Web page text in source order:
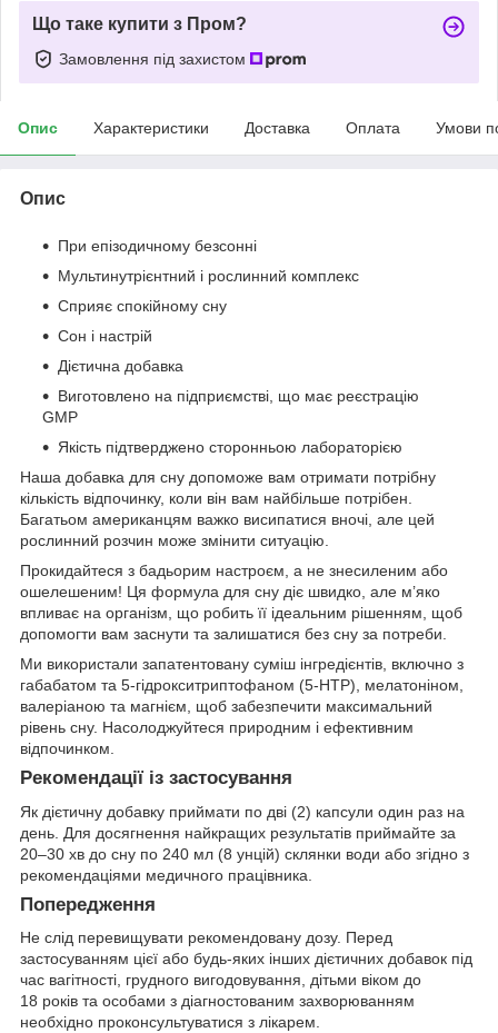
Що таке купити з Пром?
Замовлення під захистом
Опис Характеристики Доставка Оплата Умови
Опис
При епізодичному безсонні
Мультинутрієнтний і рослинний комплекс
Сприяє спокійному сну
Сон і настрій
Дієтична добавка
Виготовлено на підприємстві, що має реєстрацію
GMP
Якість підтверджено сторонньою лабораторією
Наша добавка для сну допоможе вам отримати потрібну
кількість відпочинку, коли він вам найбільше потрібен.
Багатьом американцям важко висипатися вночі, але цей
рослинний розчин може змінити ситуацію.
Прокидайтеся з бадьорим настроєм, а не знесиленим або
ошелешеним! Ця формула для сну діє швидко, але м’яко
впливає на організм, що робить її ідеальним рішенням, щоб
допомогти вам заснути та залишатися без сну за потреби.
Ми використали запатентовану суміш інгредієнтів, включно з
габабатом та 5-гідрокситриптофаном (5-HTP), мелатоніном,
валеріаною та магнієм, щоб забезпечити максимальний
рівень сну. Насолоджуйтеся природним і ефективним
відпочинком.
Рекомендації із застосування
Як дієтичну добавку приймати по дві (2) капсули один раз на
день. Для досягнення найкращих результатів приймайте за
20–30 хв до сну по 240 мл (8 унцій) склянки води або згідно з
рекомендаціями медичного працівника.
Попередження
Не слід перевищувати рекомендовану дозу. Перед
застосуванням цієї або будь-яких інших дієтичних добавок під
час вагітності, грудного вигодовування, дітьми віком до
18 років та особами з діагностованим захворюванням
необхідно проконсультуватися з лікарем.